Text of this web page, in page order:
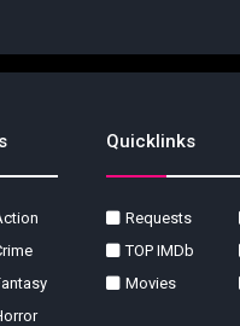
Quicklinks
Requests
TOP IMDb
Movies